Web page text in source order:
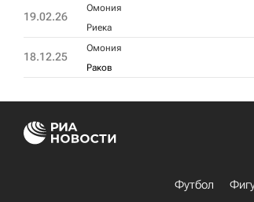
19.02.26
Омония
Риека
18.12.25
Омония
Раков
Футбол